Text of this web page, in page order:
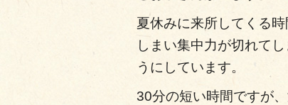
夏休みに来所してくる
しまい集中力が切れて
うにしています。
30分の短い時間ですが